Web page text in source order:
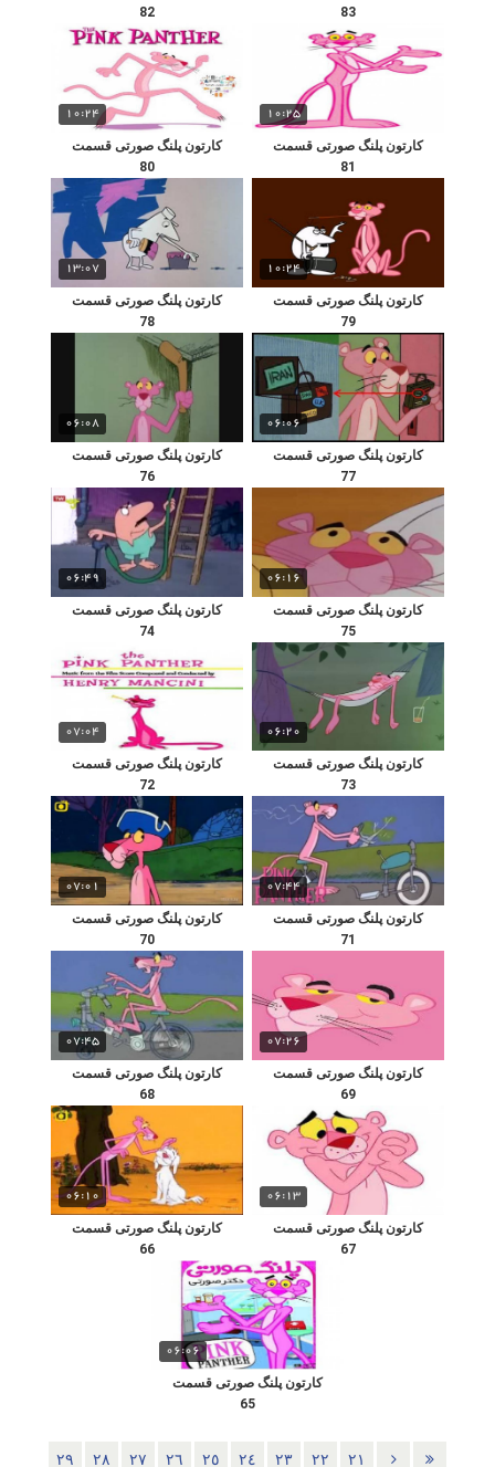
83
82
10:25
کارتون پلنگ صورتی قسمت
81
10:24
کارتون پلنگ صورتی قسمت
80
10:24
کارتون پلنگ صورتی قسمت
79
13:07
کارتون پلنگ صورتی قسمت
78
06:06
کارتون پلنگ صورتی قسمت
77
06:08
کارتون پلنگ صورتی قسمت
76
06:16
کارتون پلنگ صورتی قسمت
75
06:49
کارتون پلنگ صورتی قسمت
74
06:20
کارتون پلنگ صورتی قسمت
73
07:04
کارتون پلنگ صورتی قسمت
72
07:44
کارتون پلنگ صورتی قسمت
71
07:01
کارتون پلنگ صورتی قسمت
70
07:26
کارتون پلنگ صورتی قسمت
69
07:45
کارتون پلنگ صورتی قسمت
68
06:13
کارتون پلنگ صورتی قسمت
67
06:10
کارتون پلنگ صورتی قسمت
66
06:06
کارتون پلنگ صورتی قسمت
65
٢١ ٢٢ ٢٣ ٢٤ ٢٥ ٢٦ ٢٧ ٢٨ ٢٩